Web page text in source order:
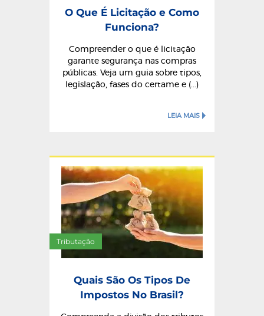
O Que É Licitação e Como
Funciona?
Compreender o que é licitação
garante segurança nas compras
públicas. Veja um guia sobre tipos,
legislação, fases do certame e (...)
LEIA MAIS
Tributação
Quais São Os Tipos De
Impostos No Brasil?